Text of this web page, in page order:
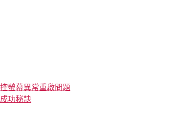
螢幕異常重啟問題
功秘訣